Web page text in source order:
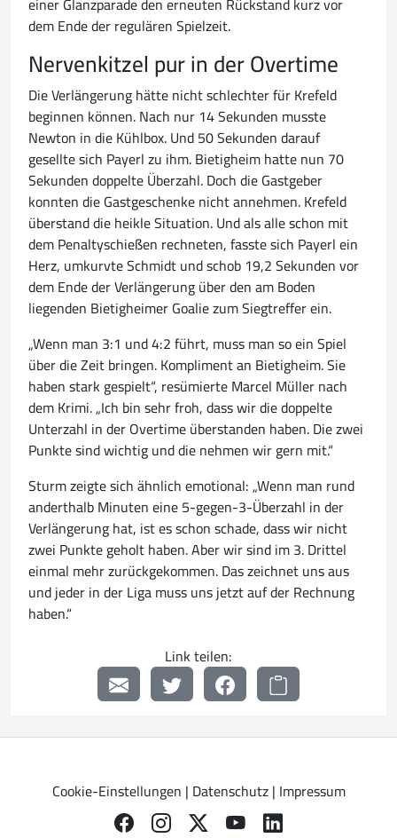
dem Ende der regulären Spielzeit.
Nervenkitzel pur in der Overtime
Die Verlängerung hätte nicht schlechter für Krefeld
beginnen können. Nach nur 14 Sekunden musste
Newton in die Kühlbox. Und 50 Sekunden darauf
gesellte sich Payerl zu ihm. Bietigheim hatte nun 70
Sekunden doppelte Überzahl. Doch die Gastgeber
konnten die Gastgeschenke nicht annehmen. Krefeld
überstand die heikle Situation. Und als alle schon mit
dem Penaltyschießen rechneten, fasste sich Payerl ein
Herz, umkurvte Schmidt und schob 19,2 Sekunden vor
dem Ende der Verlängerung über den am Boden
liegenden Bietigheimer Goalie zum Siegtreffer ein.
„Wenn man 3:1 und 4:2 führt, muss man so ein Spiel
über die Zeit bringen. Kompliment an Bietigheim. Sie
haben stark gespielt“, resümierte Marcel Müller nach
dem Krimi. „Ich bin sehr froh, dass wir die doppelte
Unterzahl in der Overtime überstanden haben. Die zwei
Punkte sind wichtig und die nehmen wir gern mit.“
Sturm zeigte sich ähnlich emotional: „Wenn man rund
anderthalb Minuten eine 5-gegen-3-Überzahl in der
Verlängerung hat, ist es schon schade, dass wir nicht
zwei Punkte geholt haben. Aber wir sind im 3. Drittel
einmal mehr zurückgekommen. Das zeichnet uns aus
und jeder in der Liga muss uns jetzt auf der Rechnung
haben.“
Link teilen:
Cookie-Einstellungen | Datenschutz| Impressum